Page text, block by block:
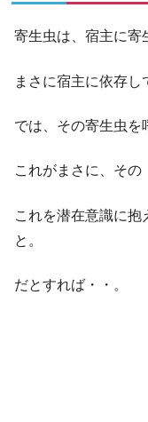
寄生虫は、宿主に寄
まさに宿主に依存し
では、その寄生虫を
これがまさに、その
これを潜在意識に抱
と。
だとすれば・・。